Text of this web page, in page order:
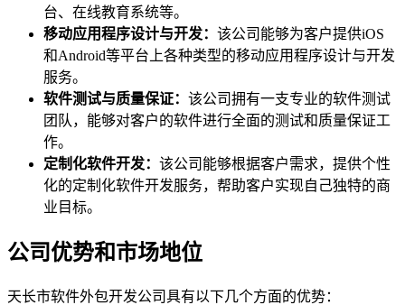
台、在线教育系统等。
移动应用程序设计与开发： 该公司能够为客户提供iOS
和Android等平台上各种类型的移动应用程序设计与开发
服务。
软件测试与质量保证： 该公司拥有一支专业的软件测试
团队，能够对客户的软件进行全面的测试和质量保证工
作。
定制化软件开发： 该公司能够根据客户需求，提供个性
化的定制化软件开发服务，帮助客户实现自己独特的商
业目标。
公司优势和市场地位
天长市软件外包开发公司具有以下几个方面的优势：